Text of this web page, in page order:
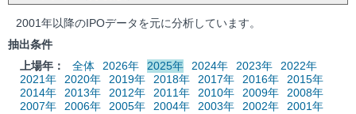
2001年以降のIPOデータを元に分析しています。
抽出条件
上場年：
全体 2026年 2025年 2024年 2023年
2022年
2021年
2020年 2019年 2018年 2017年 2016年
2015年
2014年
2013年 2012年 2011年 2010年 2009年
2008年
2007年
2006年 2005年 2004年 2003年 2002年
2001年